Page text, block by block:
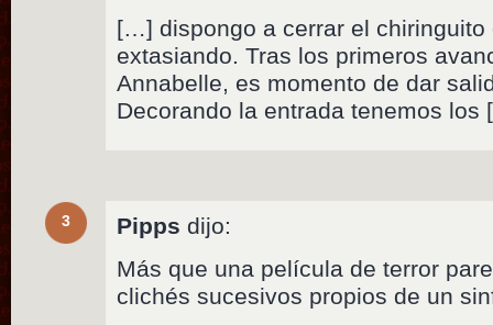
[…] dispongo a cerrar el chiringuito
extasiando. Tras los primeros
Annabelle, es momento de dar
Decorando la entrada tenemos
3 Pipps dijo:
Más que una película de terror
clichés sucesivos propios de un